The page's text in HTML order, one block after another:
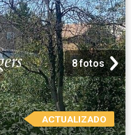
8 fotos
ACTUALIZADO